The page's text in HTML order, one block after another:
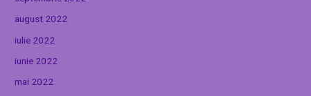
august 2022
iulie 2022
iunie 2022
mai 2022